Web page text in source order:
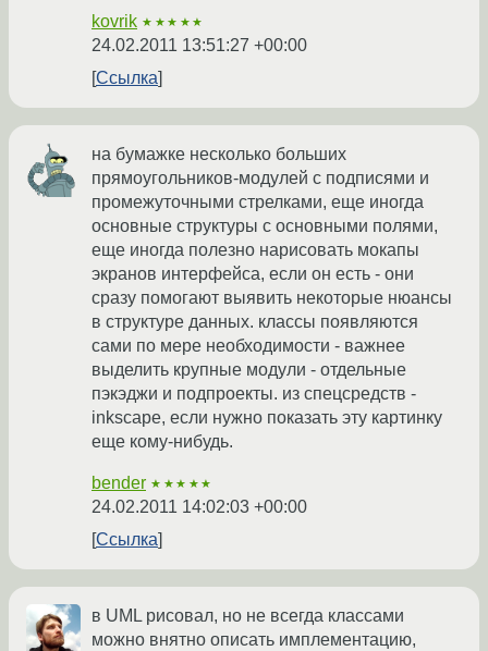
kovrik ★★★★★
24.02.2011 13:51:27 +00:00
Ссылка
на бумажке несколько больших
прямоугольников-модулей с подписями и
промежуточными стрелками, еще иногда
основные структуры с основными полями,
еще иногда полезно нарисовать мокапы
экранов интерфейса, если он есть - они
сразу помогают выявить некоторые нюансы
в структуре данных. классы появляются
сами по мере необходимости - важнее
выделить крупные модули - отдельные
пэкэджи и подпроекты. из спецсредств -
inkscape, если нужно показать эту картинку
еще кому-нибудь.
bender ★★★★★
24.02.2011 14:02:03 +00:00
Ссылка
в UML рисовал, но не всегда классами
можно внятно описать имплементацию,